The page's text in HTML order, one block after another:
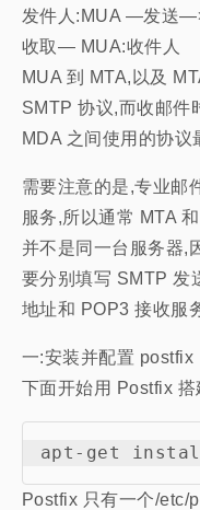
发件人:MUA —发送
收取— MUA:收件人
MUA 到 MTA,以及
SMTP 协议,而收邮件
MDA 之间使用的协议
需要注意的是,专业邮
服务,所以通常 MTA
并不是同一台服务器,
要分别填写 SMTP 发
地址和 POP3 接收服
一:安装并配置 postfix
下面开始用 Postfix 搭
Postfix 只有一个/etc/